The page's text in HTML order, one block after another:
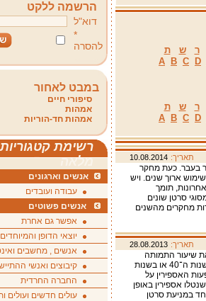
ר ש
ת
A
B C D
ר ש
ת
A
B C D
תאריך: 10.08.2014
בעבר. כעת מחקר
ארוך שנים. ויש
תומך
סרטן שונים
מחקרים מהשנים
תאריך: 28.08.2013
שיעור התמותה
מהמחלה. התועלת רבה יותר, לפי מחקרים, כשנוטלים אותו בסוף שנות ה־40 או בשנות
האספירין על
התפתחות גידולים בראש ובצוואר. הם גילו כי בקרב בני 55 עד 74 שנטלו אספירין באופן
כאלה, במיוחד במניעת סרטן
הרשמה ללקט
דוא"ל
*
להסרה
במבט לאחור
סיפורי חיים
אמהות
אמהות חד-הוריות
רשימת קטגוריות
מלאה
אנשים וארגונים
עבודה ועובדים
אנשים פשוטים
אפשר גם אחרת
יוצאי הדופן והמיוחדים
אנשים , מחשבים
קיבוצים ואנשי
החברה החרדית
עולים חדשים ועולים